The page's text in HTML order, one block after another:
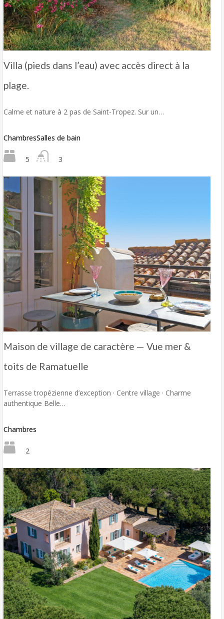
Villa (pieds dans l’eau) avec accès direct à la
plage.
Calme et nature à 2 pas de Saint-Tropez. Sur un…
Chambres
5
Salles de bain
3
Maison de village de caractère — Vue mer &
toits de Ramatuelle
Terrasse tropézienne d’exception · Centre village · Charme
authentique Belle…
Chambres
2